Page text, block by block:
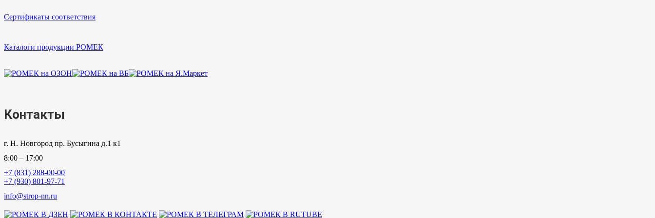
Сертификаты соответствия
Каталоги продукции РОМЕК
Контакты
г. Н. Новгород пр. Бусыгина д.1 к1
8:00 – 17:00
+7 (831) 288-00-00
+7 (930) 801-97-71
info@strop-nn.ru